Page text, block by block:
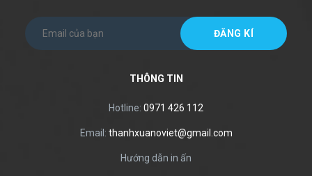
THÔNG TIN
Hotline: 0971 426 112
Email: thanhxuanoviet@gmail.com
Hướng dẫn in ấn